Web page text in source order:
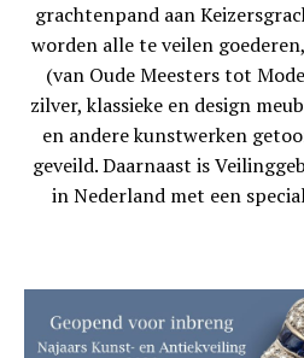
grachtenpand aan
worden alle te veilen
(van Oude Meesters tot
zilver, klassieke en design
en andere kunstwerken
geveild. Daarnaast is
in Nederland met een